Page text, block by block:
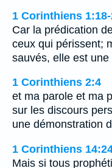
1 Corinthiens
Car la prédication
ceux qui périssent;
sauvés, elle est
1 Corinthiens 2:4
et ma parole et ma
sur les discours
une démonstration
1 Corinthiens
Mais si tous